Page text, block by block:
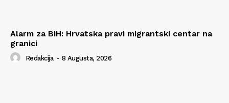
Alarm za BiH: Hrvatska pravi migrantski centar na
granici
Redakcija - 8 Augusta, 2026